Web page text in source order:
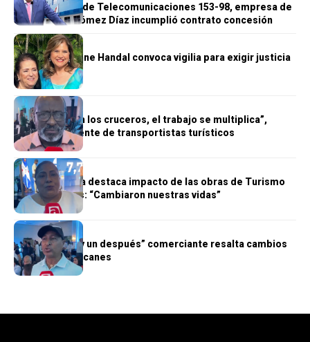
la Ley General de Telecomunicaciones 153-98, empresa de
Juan Ramón Gómez Díaz incumplió contrato concesión
NACIONALES
Familia de Ivonne Handal convoca vigilia para exigir justicia
NACIONALES
“Cuando llegan los cruceros, el trabajo se multiplica”,
afirma presidente de transportistas turísticos
NACIONALES
Emprendedora destaca impacto de las obras de Turismo
en Guayacanes: “Cambiaron nuestras vidas”
NACIONALES
“Hay un antes y un después” comerciante resalta cambios
en playa Guayacanes